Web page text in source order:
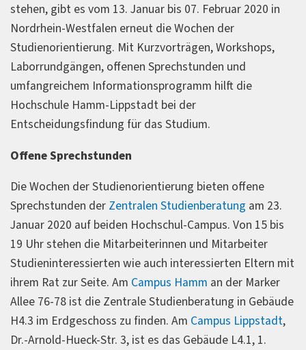
stehen, gibt es vom 13. Januar bis 07. Februar 2020 in
Nordrhein-Westfalen erneut die Wochen der
Studienorientierung. Mit Kurzvorträgen, Workshops,
Laborrundgängen, offenen Sprechstunden und
umfangreichem Informationsprogramm hilft die
Hochschule Hamm-Lippstadt bei der
Entscheidungsfindung für das Studium.
Offene Sprechstunden
Die Wochen der Studienorientierung bieten offene
Sprechstunden der Zentralen Studienberatung am 23.
Januar 2020 auf beiden Hochschul-Campus. Von 15 bis
19 Uhr stehen die Mitarbeiterinnen und Mitarbeiter
Studieninteressierten wie auch interessierten Eltern mit
ihrem Rat zur Seite. Am Campus Hamm an der Marker
Allee 76-78 ist die Zentrale Studienberatung in Gebäude
H4.3 im Erdgeschoss zu finden. Am Campus Lippstadt,
Dr.-Arnold-Hueck-Str. 3, ist es das Gebäude L4.1, 1.